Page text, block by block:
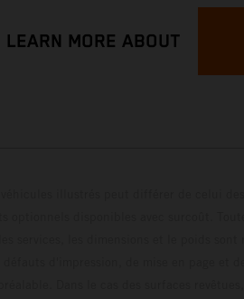
LEARN MORE ABOUT